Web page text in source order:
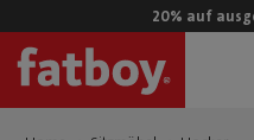
20% auf